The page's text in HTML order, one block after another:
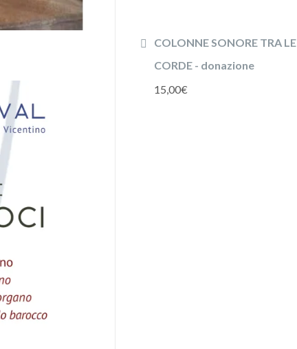
COLONNE SONORE TRA LE
CORDE - donazione
15,00€